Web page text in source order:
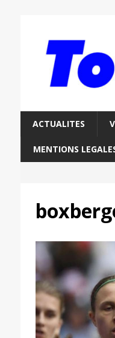
ACTUALITES
MENTIONS